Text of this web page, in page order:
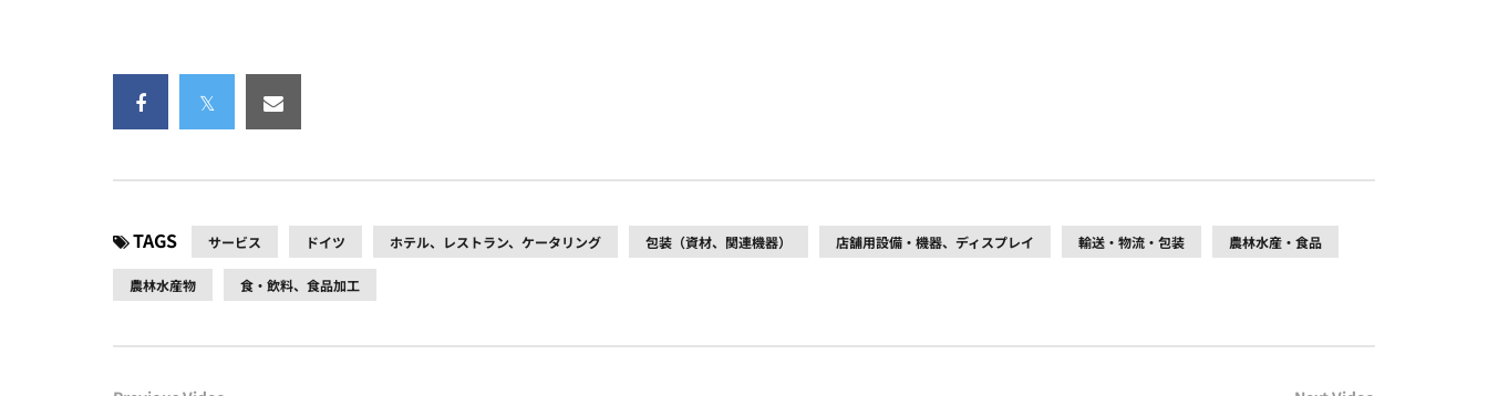
TAGS サービス ドイツ ホテル、レストラン、ケータリング 包装（資材、関連機器） 店舗用設備・機器、ディスプレイ 輸送・物流・包装 農林水産・食品
農林水産物 食・飲料、食品加工